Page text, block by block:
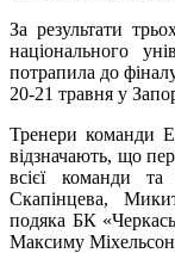
За результати
національного
потрапила до
20-21 травня у
Тренери команди
відзначають, що
всієї команди
Скапінцева,
подяка БК
Максиму